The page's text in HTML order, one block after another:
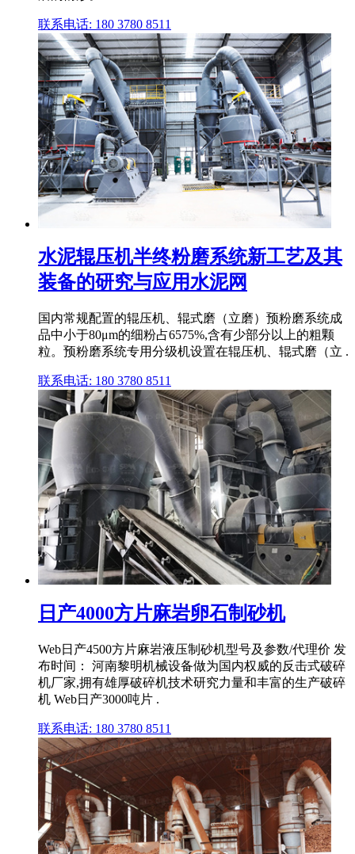
联系电话: 180 3780 8511
水泥辊压机半终粉磨系统新工艺及其
装备的研究与应用水泥网
国内常规配置的辊压机、辊式磨（立磨）预粉磨系统成
品中小于80μm的细粉占6575%,含有少部分以上的粗颗
粒。预粉磨系统专用分级机设置在辊压机、辊式磨（立 .
联系电话: 180 3780 8511
日产4000方片麻岩卵石制砂机
Web日产4500方片麻岩液压制砂机型号及参数/代理价 发
布时间： 河南黎明机械设备做为国内权威的反击式破碎
机厂家,拥有雄厚破碎机技术研究力量和丰富的生产破碎
机 Web日产3000吨片 .
联系电话: 180 3780 8511